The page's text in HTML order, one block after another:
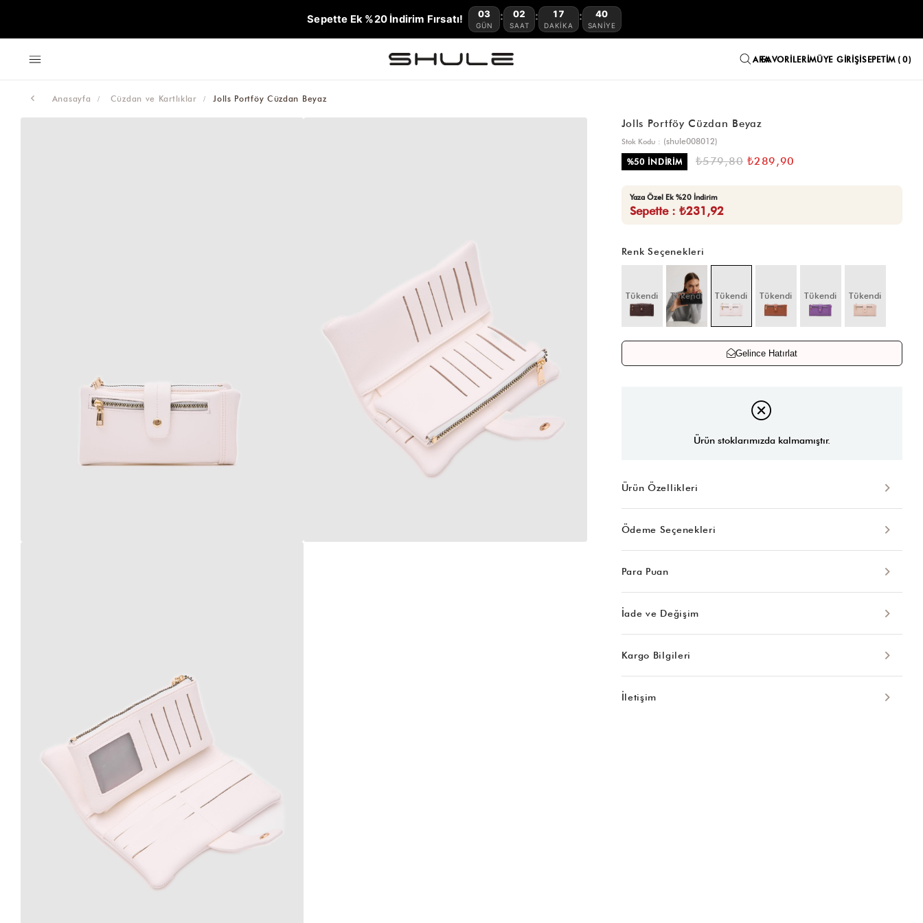
Sepette Ek %20 İndirim Fırsatı! 03
GÜN
: 02
SAAT
: 17
DAKIKA
: 39
SANIYE
FAVORILERIMÜYE GIRIŞISEPETIM 0
Anasayfa Cüzdan ve Kartlıklar Jolls Portföy Cüzdan Beyaz
Jolls Portföy Cüzdan Beyaz
Stok Kodu
(shule008012)
%50İNDIRIM ₺579,80 ₺289,90
Yaza Özel Ek %20 İndirim
Sepette : ₺231,92
Renk Seçenekleri
Tükendi Tükendi Tükendi Tükendi Tükendi Tükendi
Gelince Hatırlat
Ürün stoklarımızda kalmamıştır.
Ürün Özellikleri
Ödeme Seçenekleri
Para Puan
İade ve Değişim
Kargo Bilgileri
İletişim